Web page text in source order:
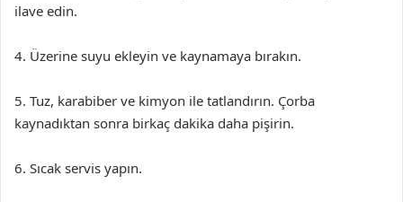
ilave edin.
4. Üzerine suyu ekleyin ve kaynamaya bırakın.
5. Tuz, karabiber ve kimyon ile tatlandırın. Çorba
kaynadıktan sonra birkaç dakika daha pişirin.
6. Sıcak servis yapın.